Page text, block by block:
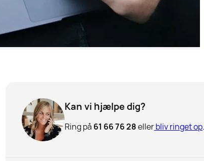
Kan vi hjælpe dig?
Ring på 61 66 76 28ellerbliv ringet op